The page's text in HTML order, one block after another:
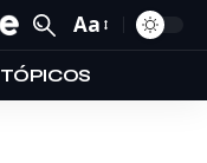
Aa
TÓPICOS